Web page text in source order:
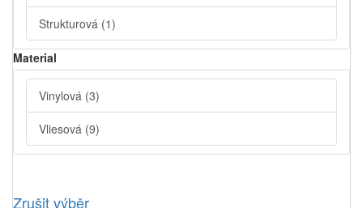
Strukturová (1)
Material
Vinylová (3)
Vliesová (9)
Zrušit výběr